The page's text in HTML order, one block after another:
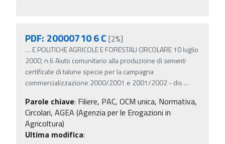
PDF: 20000710 6 C [2%]
… E POLITICHE AGRICOLE E FORESTALI CIRCOLARE 10 luglio
2000, n.6 Aiuto comunitario alla produzione di sementi
certificate di talune specie per la campagna
commercializzazione 2000/2001 e 2001/2002 - dis …
Parole chiave: Filiere, PAC, OCM unica, Normativa,
Circolari, AGEA (Agenzia per le Erogazioni in
Agricoltura)
Ultima modifica: